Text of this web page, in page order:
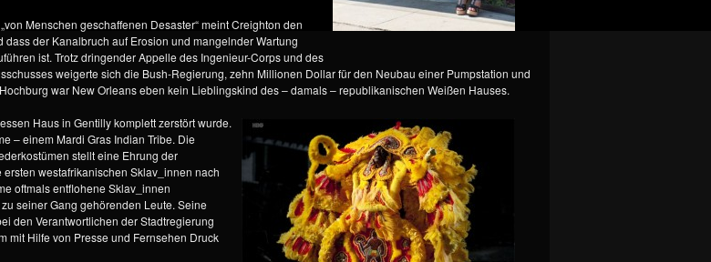
Menschen geschaffenen Desaster“ meint Creighton den
dass der Kanalbruch auf Erosion und mangelnder Wartung
ist. Trotz dringender Appelle des Ingenieur-Corps und des
weigerte sich die Bush-Regierung, zehn Millionen Dollar für den Neubau einer Pumpstation und
war New Orleans eben kein Lieblingskind des – damals – republikanischen Weißen Hauses.
Haus in Gentilly komplett zerstört wurde.
– einem Mardi Gras Indian Tribe. Die
stellt eine Ehrung der
westafrikanischen Sklav_innen nach
oftmals entflohene Sklav_innen
seiner Gang gehörenden Leute. Seine
den Verantwortlichen der Stadtregierung
mit Hilfe von Presse und Fernsehen Druck